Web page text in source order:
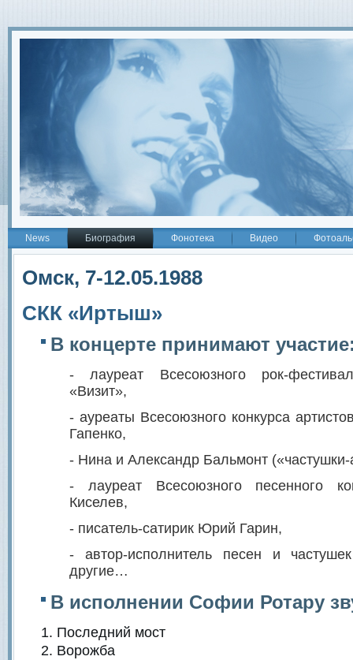
News Биография Фонотека Видео
Омск, 7-12.05.1988
СКК «Иртыш»
В концерте принимают
- лауреат Всесоюзного рок-
«Визит»,
- ауреаты Всесоюзного конкурса
Гапенко,
- Нина и Александр Бальмонт
- лауреат Всесоюзного песенного
Киселев,
- писатель-сатирик Юрий Гарин,
- автор-исполнитель песен и
другие…
В исполнении Софии Ротару
Последний мост
Ворожба